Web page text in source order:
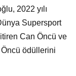
2022 yılı
Supersport
Can Öncü ve
ödüllerini